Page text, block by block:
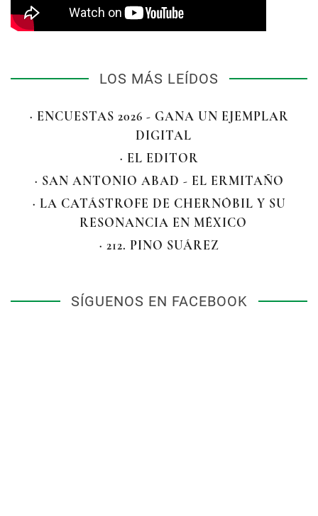
LOS MÁS LEÍDOS
· ENCUESTAS 2026 - GANA UN EJEMPLAR
DIGITAL
· EL EDITOR
· SAN ANTONIO ABAD - EL ERMITAÑO
· LA CATÁSTROFE DE CHERNÓBIL Y SU
RESONANCIA EN MÉXICO
· 212. PINO SUÁREZ
SÍGUENOS EN FACEBOOK